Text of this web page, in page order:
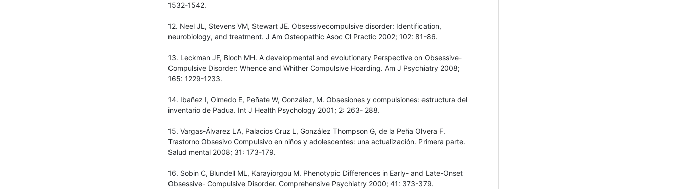
1532-1542.
12. Neel JL, Stevens VM, Stewart JE. Obsessivecompulsive disorder: Identification,
neurobiology, and treatment. J Am Osteopathic Asoc Cl Practic 2002; 102: 81-86.
13. Leckman JF, Bloch MH. A developmental and evolutionary Perspective on Obsessive-
Compulsive Disorder: Whence and Whither Compulsive Hoarding. Am J Psychiatry 2008;
165: 1229-1233.
14. Ibañez I, Olmedo E, Peñate W, González, M. Obsesiones y compulsiones: estructura del
inventario de Padua. Int J Health Psychology 2001; 2: 263- 288.
15. Vargas-Álvarez LA, Palacios Cruz L, González Thompson G, de la Peña Olvera F.
Trastorno Obsesivo Compulsivo en niños y adolescentes: una actualización. Primera parte.
Salud mental 2008; 31: 173-179.
16. Sobin C, Blundell ML, Karayiorgou M. Phenotypic Differences in Early- and Late-Onset
Obsessive- Compulsive Disorder. Comprehensive Psychiatry 2000; 41: 373-379.